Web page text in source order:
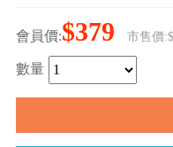
會員價:$379 市售價
數量